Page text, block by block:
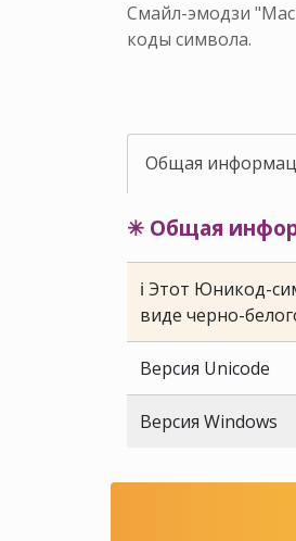
Смайл-эмодзи
коды символа.
Общая
✳ Общая
ℹ Этот Юникод-
виде черно-
Версия Unicode
Версия Windows